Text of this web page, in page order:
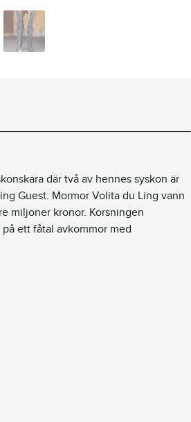
där två av hennes syskon är
Guest. Mormor Volita du Ling vann
miljoner kronor. Korsningen
ett fåtal avkommor med